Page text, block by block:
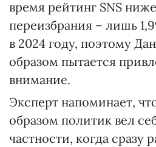
время рейтинг SNS
переизбрания – лишь
в 2024 году, поэтому
образом пытается
внимание.
Эксперт напоминает,
образом политик вел
частности, когда сразу